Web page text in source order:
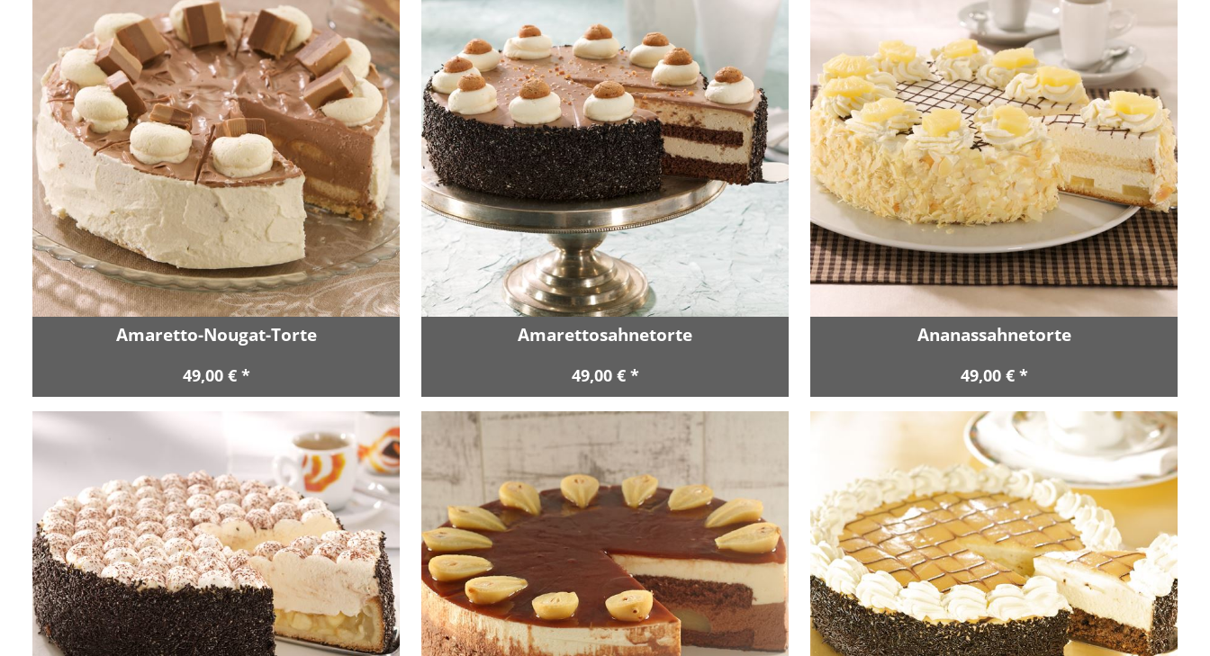
Amaretto-Nougat-Torte
49,00 € *
Amarettosahnetorte
49,00 € *
Ananassahnetorte
49,00 € *